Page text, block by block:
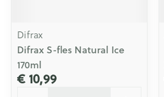
Difrax
Difrax S-fles Natural Ice
170ml
€ 10,99